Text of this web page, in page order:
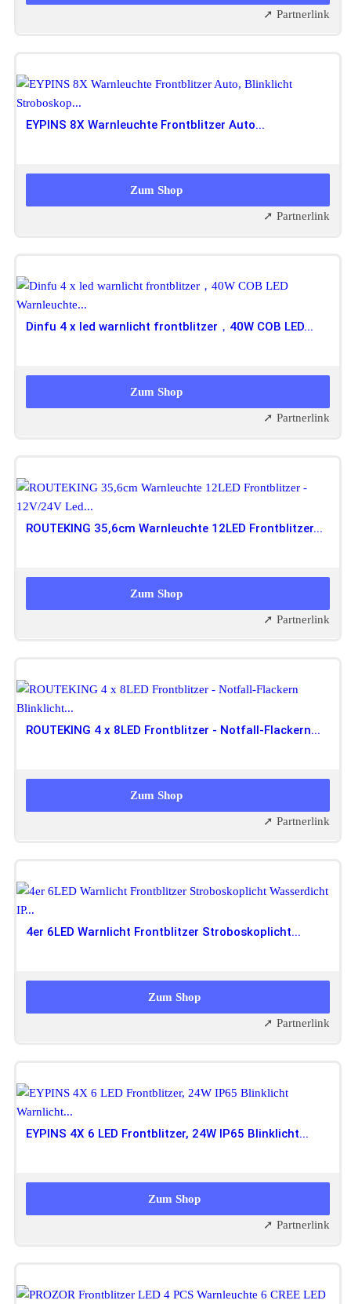
➚ Partnerlink
EYPINS 8X Warnleuchte Frontblitzer Auto...
Zum Shop
➚ Partnerlink
Dinfu 4 x led warnlicht frontblitzer，40W COB LED...
Zum Shop
➚ Partnerlink
ROUTEKING 35,6cm Warnleuchte 12LED Frontblitzer...
Zum Shop
➚ Partnerlink
ROUTEKING 4 x 8LED Frontblitzer - Notfall-Flackern...
Zum Shop
➚ Partnerlink
4er 6LED Warnlicht Frontblitzer Stroboskoplicht...
Zum Shop
➚ Partnerlink
EYPINS 4X 6 LED Frontblitzer, 24W IP65 Blinklicht...
Zum Shop
➚ Partnerlink